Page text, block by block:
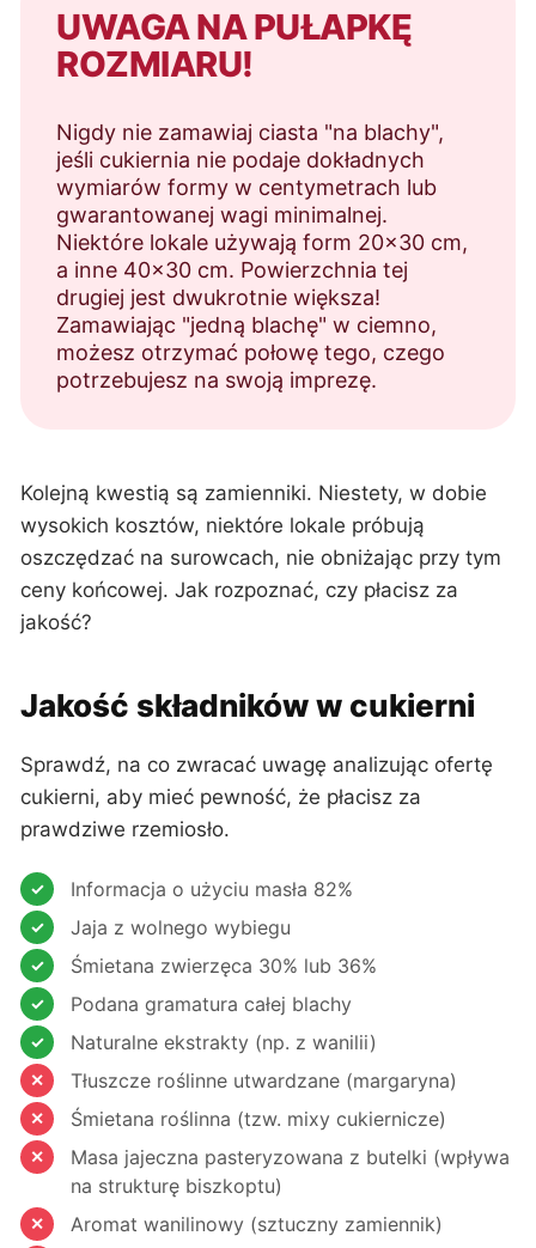
UWAGA NA PUŁAPKĘ
ROZMIARU!
Nigdy nie zamawiaj ciasta "na blachy",
jeśli cukiernia nie podaje dokładnych
wymiarów formy w centymetrach lub
gwarantowanej wagi minimalnej.
Niektóre lokale używają form 20x30 cm,
a inne 40x30 cm. Powierzchnia tej
drugiej jest dwukrotnie większa!
Zamawiając "jedną blachę" w ciemno,
możesz otrzymać połowę tego, czego
potrzebujesz na swoją imprezę.
Kolejną kwestią są zamienniki. Niestety, w dobie
wysokich kosztów, niektóre lokale próbują
oszczędzać na surowcach, nie obniżając przy tym
ceny końcowej. Jak rozpoznać, czy płacisz za
jakość?
Jakość składników w cukierni
Sprawdź, na co zwracać uwagę analizując ofertę
cukierni, aby mieć pewność, że płacisz za
prawdziwe rzemiosło.
Informacja o użyciu masła 82%
Jaja z wolnego wybiegu
Śmietana zwierzęca 30% lub 36%
Podana gramatura całej blachy
Naturalne ekstrakty (np. z wanilii)
Tłuszcze roślinne utwardzane (margaryna)
Śmietana roślinna (tzw. mixy cukiernicze)
Masa jajeczna pasteryzowana z butelki (wpływa
na strukturę biszkoptu)
Aromat wanilinowy (sztuczny zamiennik)